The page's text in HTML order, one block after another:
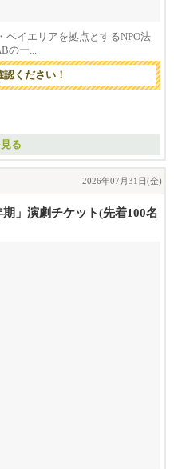
ベイエリアを拠点とするNPO法
の一...
ください！
る
2026年07月31日(金)
」演劇チケット(先着100名